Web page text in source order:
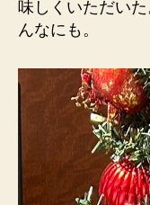
味しくいただい
んなにも。